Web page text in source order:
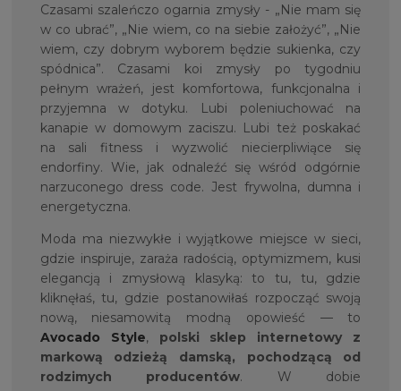
Czasami szaleńczo ogarnia zmysły - „Nie mam się
w co ubrać”, „Nie wiem, co na siebie założyć”, „Nie
wiem, czy dobrym wyborem będzie sukienka, czy
spódnica”. Czasami koi zmysły po tygodniu
pełnym wrażeń, jest komfortowa, funkcjonalna i
przyjemna w dotyku. Lubi poleniuchować na
kanapie w domowym zaciszu. Lubi też poskakać
na sali fitness i wyzwolić niecierpliwiące się
endorfiny. Wie, jak odnaleźć się wśród odgórnie
narzuconego dress code. Jest frywolna, dumna i
energetyczna.
Moda ma niezwykłe i wyjątkowe miejsce w sieci,
gdzie inspiruje, zaraża radością, optymizmem, kusi
elegancją i zmysłową klasyką: to tu, tu, gdzie
kliknęłaś, tu, gdzie postanowiłaś rozpocząć swoją
nową, niesamowitą modną opowieść — to
Avocado Style, polski sklep internetowy z
markową odzieżą damską, pochodzącą od
rodzimych producentów. W dobie